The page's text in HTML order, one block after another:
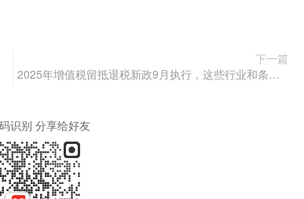
下一篇
2025年增值税留抵退税新政9月执行，这些行业和条件要重点关注！
识别 分享给好友